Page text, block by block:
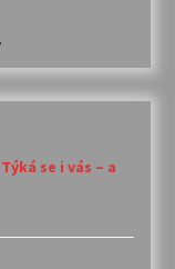
se i vás – a